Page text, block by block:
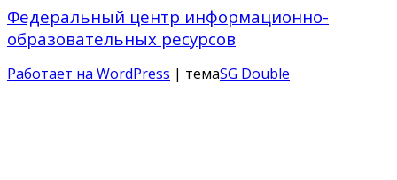
Федеральный центр информационно-
образовательных ресурсов
Работает на WordPress | темаSG Double